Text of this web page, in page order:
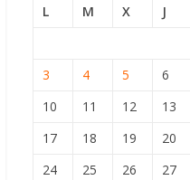
L
M X J
3
4 5 6
10
11 12 13
17
18 19 20
24
25 26 27